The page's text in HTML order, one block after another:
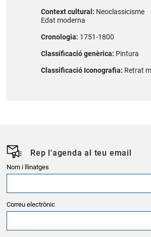
Context cultural: Neoclassicisme
Edat moderna
Cronologia: 1751-1800
Classificació genèrica: Pintura
Classificació Iconografia: Retrat
Rep l'agenda al teu email
Nom i llinatges
Correu electrònic